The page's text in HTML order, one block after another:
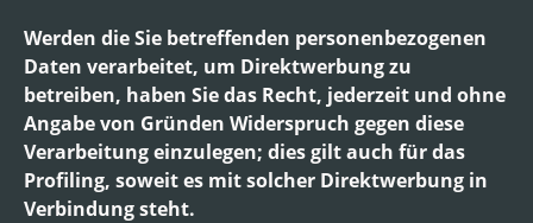
Werden die Sie betreffenden personenbezogenen
Daten verarbeitet, um Direktwerbung zu
betreiben, haben Sie das Recht, jederzeit und ohne
Angabe von Gründen Widerspruch gegen diese
Verarbeitung einzulegen; dies gilt auch für das
Profiling, soweit es mit solcher Direktwerbung in
Verbindung steht.